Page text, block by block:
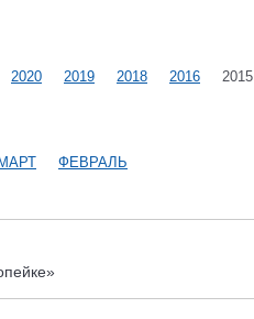
2020 2019 2018 2016 2015
МАРТ ФЕВРАЛЬ